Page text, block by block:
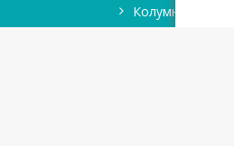
Колумни
Блог